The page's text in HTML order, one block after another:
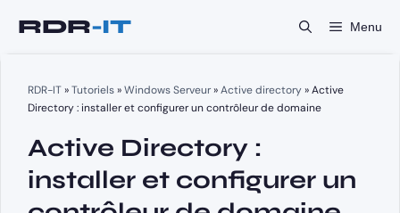
Menu
RDR-IT»Tutoriels»Windows Serveur»Active directory»Active
Directory : installer et configurer un contrôleur de domaine
Active Directory :
installer et configurer un